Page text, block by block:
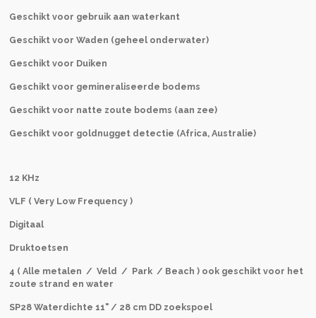
Geschikt voor gebruik aan waterkant
Geschikt voor Waden (geheel onderwater)
Geschikt voor Duiken
Geschikt voor gemineraliseerde bodems
Geschikt voor natte zoute bodems (aan zee)
Geschikt voor goldnugget detectie (Africa, Australie)
12 KHz
VLF ( Very Low Frequency )
Digitaal
Druktoetsen
4 ( Alle metalen / Veld / Park / Beach ) ook geschikt voor het
zoute strand en water
SP28 Waterdichte 11" / 28 cm DD zoekspoel